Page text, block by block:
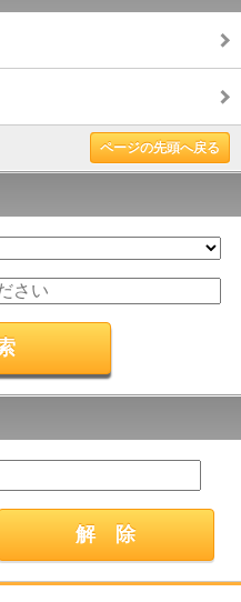
ページの先頭へ戻る